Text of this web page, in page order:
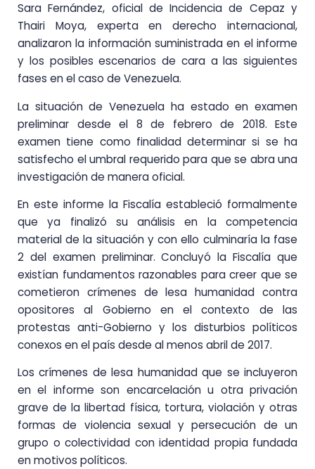
Sara Fernández, oficial de Incidencia de Cepaz y
Thairi Moya, experta en derecho internacional,
analizaron la información suministrada en el informe
y los posibles escenarios de cara a las siguientes
fases en el caso de Venezuela.
La situación de Venezuela ha estado en examen
preliminar desde el 8 de febrero de 2018. Este
examen tiene como finalidad determinar si se ha
satisfecho el umbral requerido para que se abra una
investigación de manera oficial.
En este informe la Fiscalía estableció formalmente
que ya finalizó su análisis en la competencia
material de la situación y con ello culminaría la fase
2 del examen preliminar. Concluyó la Fiscalía que
existían fundamentos razonables para creer que se
cometieron crímenes de lesa humanidad contra
opositores al Gobierno en el contexto de las
protestas anti-Gobierno y los disturbios políticos
conexos en el país desde al menos abril de 2017.
Los crímenes de lesa humanidad que se incluyeron
en el informe son encarcelación u otra privación
grave de la libertad física, tortura, violación y otras
formas de violencia sexual y persecución de un
grupo o colectividad con identidad propia fundada
en motivos políticos.